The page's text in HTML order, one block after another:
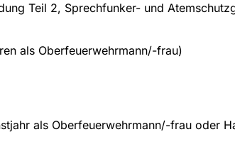
Teil 2, Sprechfunker- und
als Oberfeuerwehrmann/-frau)
als Oberfeuerwehrmann/-frau oder